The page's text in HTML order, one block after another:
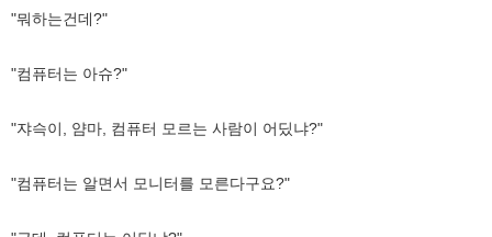
"뭐하는건데?"
"컴퓨터는 아슈?"
"쟈슥이, 얌마, 컴퓨터 모르는 사람이 어딨냐?"
"컴퓨터는 알면서 모니터를 모른다구요?"